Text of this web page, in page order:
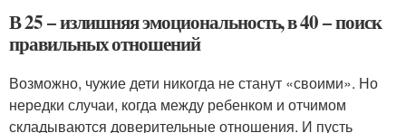
В 25 − излишняя эмоциональность, в 40 − поиск
правильных отношений
Возможно, чужие дети никогда не станут «своими». Но
нередки случаи, когда между ребенком и отчимом
складываются доверительные отношения. И пусть